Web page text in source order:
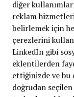
diğer
reklam
belirlemek için
çerezlerini
LinkedIn gibi
eklentilerden
ettiğinizde ve bu
doğrudan seçilen